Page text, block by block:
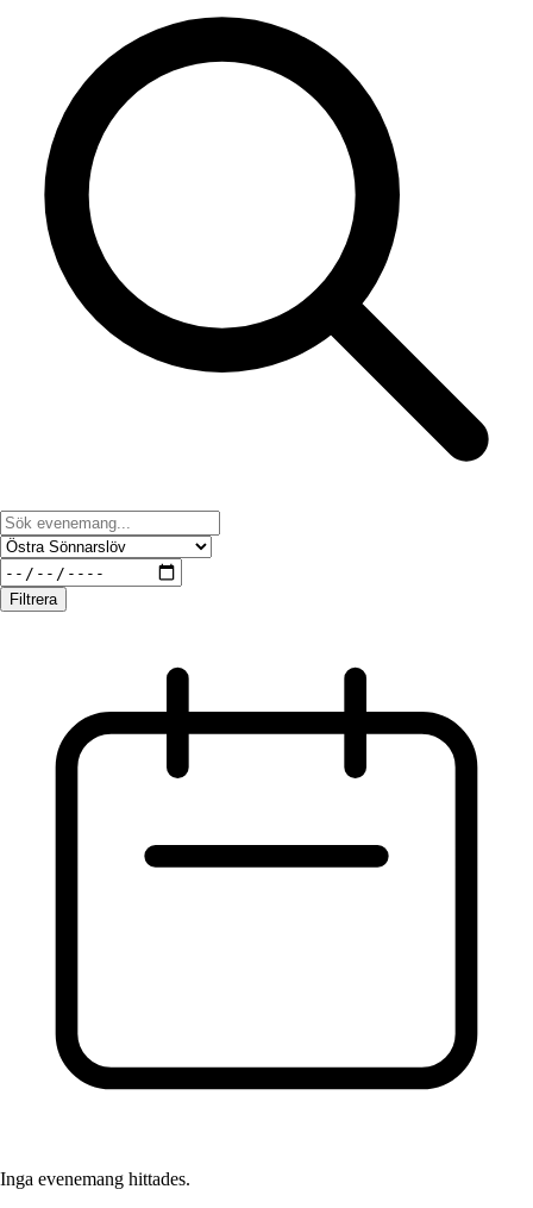
Filtrera
Inga evenemang hittades.